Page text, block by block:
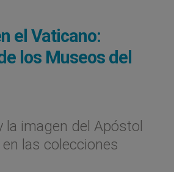
el Vaticano:
los Museos del
la imagen del Apóstol
las colecciones